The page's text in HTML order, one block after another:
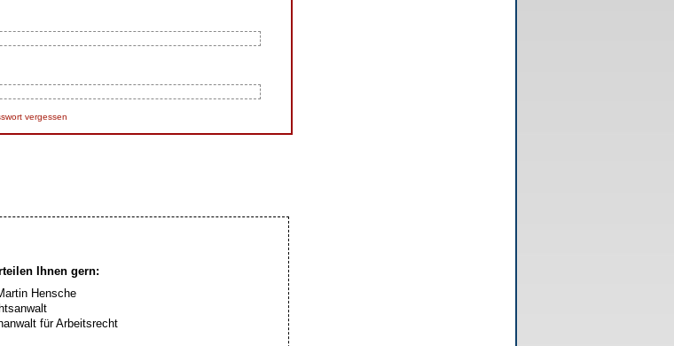
vergessen
Ihnen gern:
Hensche
für Arbeitsrecht